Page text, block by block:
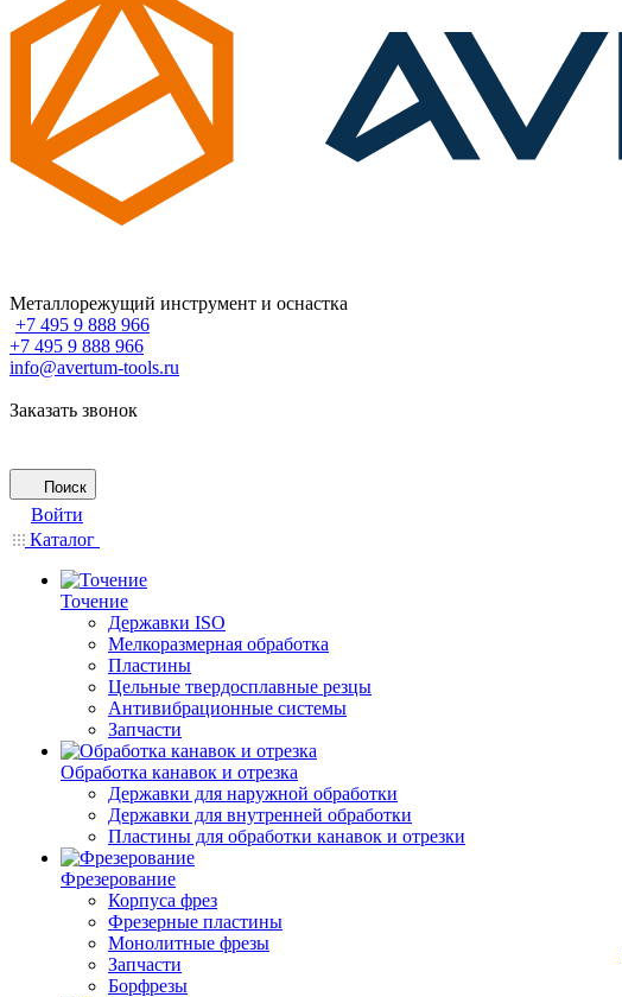
Металлорежущий инструмент и оснастка
+7 495 9 888 966
+7 495 9 888 966
info@avertum-tools.ru
Заказать звонок
Поиск
Войти
Каталог
Точение
Державки ISO
Мелкоразмерная обработка
Пластины
Цельные твердосплавные резцы
Антивибрационные системы
Запчасти
Обработка канавок и отрезка
Державки для наружной обработки
Державки для внутренней обработки
Пластины для обработки канавок и отрезки
Фрезерование
Корпуса фрез
Фрезерные пластины
Монолитные фрезы
Запчасти
Борфрезы